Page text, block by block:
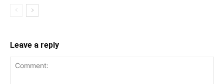
Leave a reply